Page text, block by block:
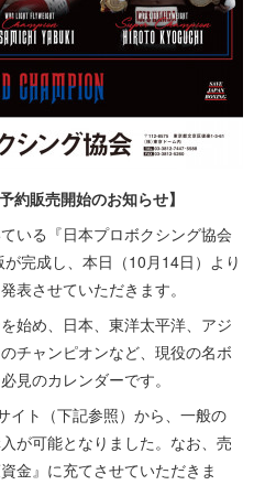
約販売開始のお知らせ】
いる『日本プロボクシング協会
完成し、本日（10月14日）より
表させていただきます。
始め、日本、東洋太平洋、アジ
チャンピオンなど、現役の名ボ
見のカレンダーです。
イト（下記参照）から、一般の
が可能となりました。なお、売
金』に充てさせていただきま